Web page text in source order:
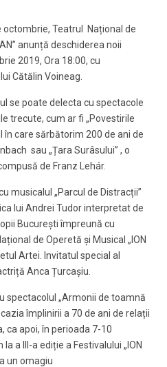
octombrie, Teatrul Național de
anunță deschiderea noii
2019, Ora 18:00, cu
Cătălin Voineag.
se poate delecta cu spectacole
trecute, cum ar fi „Povestirile
în care sărbătorim 200 de ani de
sau „Țara Surâsului” , o
de Franz Lehár.
musicalul „Parcul de Distracții”
lui Andrei Tudor interpretat de
București împreună cu
de Operetă și Musical „ION
Artei. Invitatul special al
Anca Țurcașiu.
spectacolul „Armonii de toamnă
împlinirii a 70 de ani de relații
ca apoi, în perioada 7-10
a III-a ediție a Festivalului „ION
un omagiu